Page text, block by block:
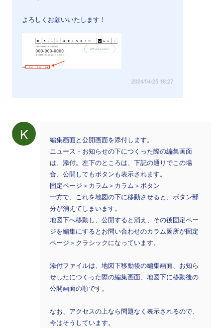
よろしくお願いいたします！
2024/04/25 18:27
K
編集画面と公開画面を添付します。
ニュース・お知らせの下につくった際の編集画面
は、添付。左下のところは、下記の通りでこの場
合、公開してもボタンも表示されます。
固定ページ＞カラム＞カラム＞ボタン
一方で、これを地図の下に移動させると、ボタン部
分が消えてしまいます。
地図下へ移動し、公開すると消え、その後固定ペー
ジを編集にするとお問い合わせのカラム箇所が固定
ページ＞クラシックになっています。
添付ファイルは、地図下移動後の編集画面、お知ら
せしたにつくった際の編集画面、地図下に移動後の
公開画面の順です。
なお、アクセスの上なら問題なく表示されるので、
今はそうしています。